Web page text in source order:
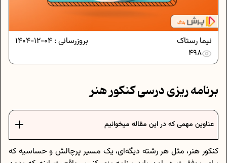
بروزرسانی : 04-12-1404
نیما رستاک
498
برنامه ریزی درسی کنکور هنر
عناوین مهمی که در این مقاله میخوانیم
کنکور هنر، مثل هر رشته دیگه‌ای، یک مسیر پرچالش و حساسیه که